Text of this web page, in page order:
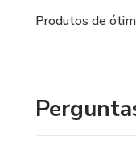
Produtos de